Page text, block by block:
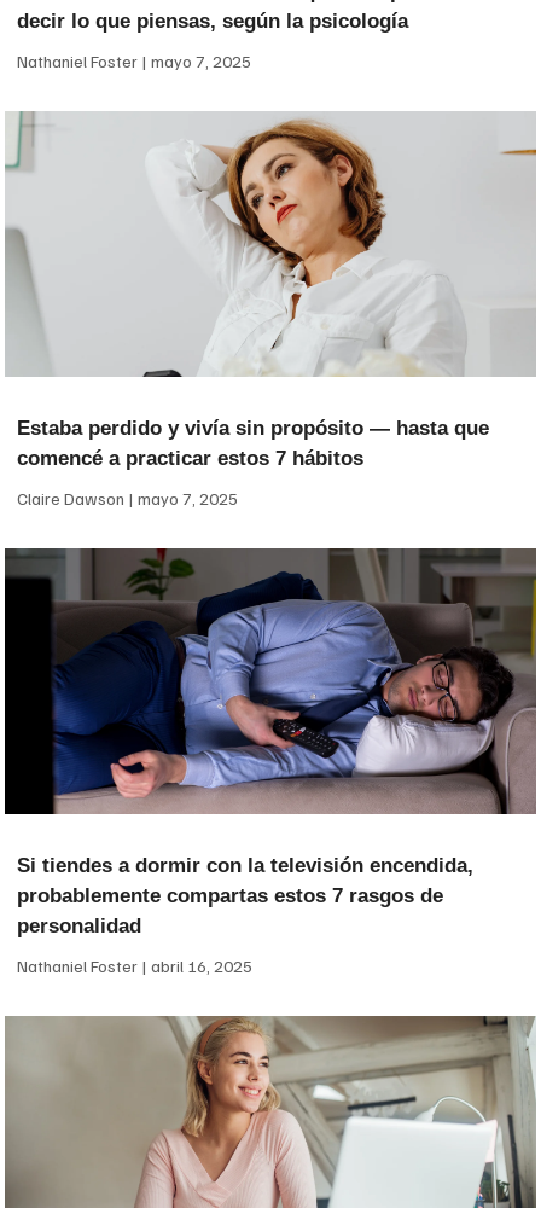
decir lo que piensas, según la psicología
Nathaniel Foster mayo 7, 2025
Estaba perdido y vivía sin propósito — hasta que
comencé a practicar estos 7 hábitos
Claire Dawson mayo 7, 2025
Si tiendes a dormir con la televisión encendida,
probablemente compartas estos 7 rasgos de
personalidad
Nathaniel Foster abril 16, 2025